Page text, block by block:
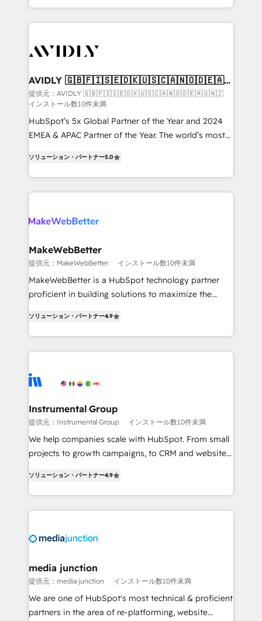
planning and hands-on technical execution - building
the operational foundation companies need to
Healthcare - Financial Services - Managed IT (MSP) -
we help: ✔️ Full HubSpot implementations and portal
optimization ✔️ Data migrations, CRM architecture,
and reporting foundations ✔️ Custom integrations
and workflow automation ✔️ User adoption
programs, training, and enablement Through project-
partnerships, we guide organizations through the
revenue maturity model - delivering the right
improvements at the right time so operations
grows.
AVIDLY 🇬🇧🇫🇮🇸🇪🇩🇰🇺🇸🇨🇦🇳🇴🇩🇪🇦🇺
🇳🇿
提供元：AVIDLY 🇬🇧🇫🇮🇸🇪🇩🇰🇺🇸🇨🇦🇳🇴🇩🇪🇦🇺🇳🇿
インストール数10件未満
HubSpot’s 5x Global Partner of the Year and 2024
EMEA & APAC Partner of the Year. The world’s most
Partner. 🚀 With 2,750+ HubSpot projects delivered
and 370+ specialists across EMEA, APAC and NAM,
we de-risk complex CRM programmes and
multi-region migrations to AI-powered automation,
scale. 🏆 HubSpot’s CEO called us “the partner of the
future.” Others agree it is proof of trust built through
measurable impact.
ソリューション・パートナー5.0
MakeWebBetter
提供元：MakeWebBetter インストール数10件未満
MakeWebBetter is a HubSpot technology partner
proficient in building solutions to maximize the
growing tech-enabler & facilitator, MakeWebBetter,
hands you the blend of HubSpot expertise &
eminent solutions & integrations. Trust us to
Elite Partners with 10+ years of HubSpot experience
Premier Partner 2023 🌟5 HubSpot Accreditations 🌟
Won HubSpot Theme Challenge 2021 🌟INBOUND’19
HubSpot Rising Star Why us? Harnessing the full
potential of the powerful HubSpot CRM. ✔️A team of
HubSpot experience ✔️Flexible pricing models —
Hourly-fee (assigned one Dedicated HubSpot
requirement). ✔️Helped over 25,000+ customers so
ソリューション・パートナー4.9
Instrumental Group
提供元：Instrumental Group インストール数10件未満
We help companies scale with HubSpot. From small
projects to growth campaigns, to CRM and websites.
HubSpot and willing to work hand-in-hand with your
team to simplify the complex and build a better
experience for your team and customers.
ソリューション・パートナー4.9
media junction
提供元：media junction インストール数10件未満
We are one of HubSpot's most technical & proficient
partners in the area of re-platforming, website